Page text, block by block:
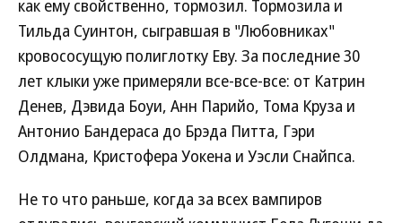
как ему свойственно, тормозил. Тормозила и
Тильда Суинтон, сыгравшая в "Любовниках"
кровососущую полиглотку Еву. За последние 30
лет клыки уже примеряли все-все-все: от Катрин
Денев, Дэвида Боуи, Анн Парийо, Тома Круза и
Антонио Бандераса до Брэда Питта, Гэри
Олдмана, Кристофера Уокена и Уэсли Снайпса.
Не то что раньше, когда за всех вампиров